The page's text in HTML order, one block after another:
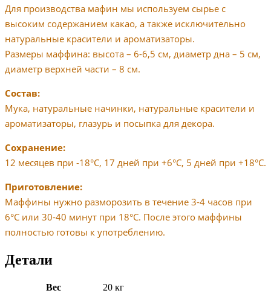
Для производства мафин мы используем сырье с
высоким содержанием какао, а также исключительно
натуральные красители и ароматизаторы.
Размеры маффина: высота – 6-6,5 см, диаметр дна – 5 см,
диаметр верхней части – 8 см.
Состав:
Мука, ​​натуральные начинки, натуральные красители и
ароматизаторы, глазурь и посыпка для декора.
Сохранение:
12 месяцев при -18°С, 17 дней при +6°С, 5 дней при +18°С.
Приготовление:
Маффины нужно разморозить в течение 3-4 часов при
6°C или 30-40 минут при 18°C. После этого маффины
полностью готовы к употреблению.
Детали
Вес 20 кг